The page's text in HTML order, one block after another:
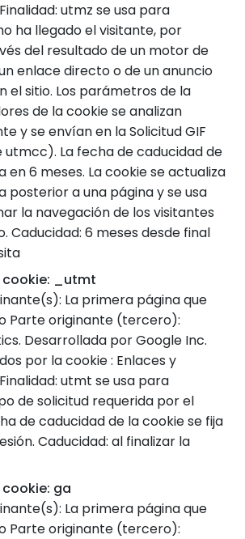
utmz se usa para
ha llegado el visitante, por
del resultado de un motor de
enlace directo o de un anuncio
el sitio. Los parámetros de la
de la cookie se analizan
y se envían en la Solicitud GIF
utmcc). La fecha de caducidad de
en 6 meses. La cookie se actualiza
posterior a una página y se usa
la navegación de los visitantes
Caducidad: 6 meses desde final
cookie: _utmt
La primera página que
Parte originante (tercero):
Desarrollada por Google Inc.
por la cookie : Enlaces y
utmt se usa para
de solicitud requerida por el
de caducidad de la cookie se fija
Caducidad: al finalizar la
ga
La primera página que
Parte originante (tercero):